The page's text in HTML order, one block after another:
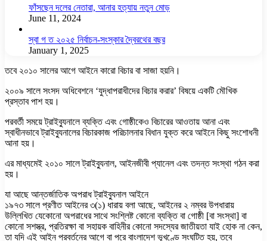
ফাঁসছেন দলের নেতারা, আনার হত্যায় নতুন মোড়
June 11, 2024
স্বা গ ত ২০২৫ নির্বাচন-সংস্কার দ্বৈরথের বছর
January 1, 2025
তবে ২০১০ সালের আগে আইনে কারো বিচার বা সাজা হয়নি।
২০০৯ সালে সংসদ অধিবেশনে ‘যুদ্ধাপরাধীদের বিচার করার’ বিষয়ে একটি মৌখিক
প্রস্তাব পাশ হয়।
পরবর্তী সময়ে ট্রাইব্যুনালে ব্যক্তি এবং গোষ্ঠীকেও বিচারের আওতায় আনা এবং
স্বাধীনভাবে ট্রাইব্যুনালের বিচারকাজ পরিচালনার বিধান যুক্ত করে আইনে কিছু সংশোধনী
আনা হয়।
এর মাধ্যমেই ২০১০ সালে ট্রাইব্যুনাল, আইনজীবী প্যানেল এবং তদন্ত সংস্থা গঠন করা
হয়।
যা আছে আন্তর্জাতিক অপরাধ ট্রাইব্যুনাল আইনে
১৯৭৩ সালে প্রণীত আইনের ৩(১) ধারায় বলা আছে, আইনের ২ নম্বর উপধারায়
উল্লিখিত যেকোনো অপরাধের সাথে সংশ্লিষ্ট কোনো ব্যক্তি বা গোষ্ঠী [বা সংস্থা] বা
কোনো সশস্ত্র, প্রতিরক্ষা বা সহায়ক বাহিনীর কোনো সদস্যের জাতীয়তা যাই হোক না কেন,
তা যদি এই আইন প্রবর্তনের আগে বা পরে বাংলাদেশ ভূখণ্ডে সংঘটিত হয়, তবে